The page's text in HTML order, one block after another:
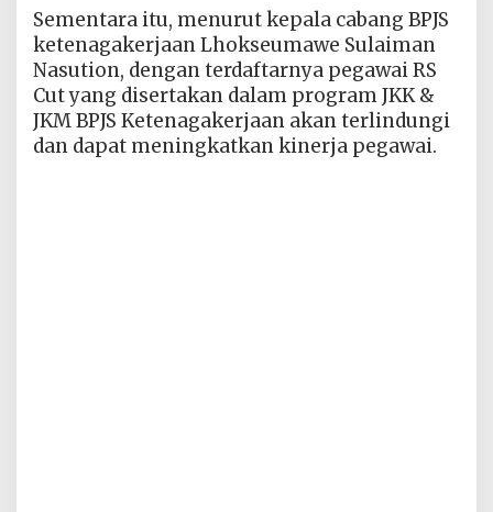
Sementara itu, menurut kepala cabang BPJS
ketenagakerjaan Lhokseumawe Sulaiman
Nasution, dengan terdaftarnya pegawai RS
Cut yang disertakan dalam program JKK &
JKM BPJS Ketenagakerjaan akan terlindungi
dan dapat meningkatkan kinerja pegawai.